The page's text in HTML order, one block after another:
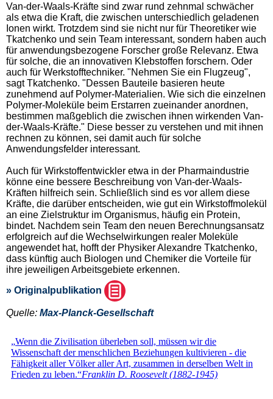
Van-der-Waals-Kräfte sind zwar rund zehnmal schwächer
als etwa die Kraft, die zwischen unterschiedlich geladenen
Ionen wirkt. Trotzdem sind sie nicht nur für Theoretiker wie
Tkatchenko und sein Team interessant, sondern haben auch
für anwendungsbezogene Forscher große Relevanz. Etwa
für solche, die an innovativen Klebstoffen forschern. Oder
auch für Werkstofftechniker. "Nehmen Sie ein Flugzeug",
sagt Tkatchenko. "Dessen Bauteile basieren heute
zunehmend auf Polymer-Materialien. Wie sich die einzelnen
Polymer-Moleküle beim Erstarren zueinander anordnen,
bestimmen maßgeblich die zwischen ihnen wirkenden Van-
der-Waals-Kräfte." Diese besser zu verstehen und mit ihnen
rechnen zu können, sei damit auch für solche
Anwendungsfelder interessant.
Auch für Wirkstoffentwickler etwa in der Pharmaindustrie
könne eine bessere Beschreibung von Van-der-Waals-
Kräften hilfreich sein. Schließlich sind es vor allem diese
Kräfte, die darüber entscheiden, wie gut ein Wirkstoffmolekül
an eine Zielstruktur im Organismus, häufig ein Protein,
bindet. Nachdem sein Team den neuen Berechnungsansatz
erfolgreich auf die Wechselwirkungen realer Moleküle
angewendet hat, hofft der Physiker Alexandre Tkatchenko,
dass künftig auch Biologen und Chemiker die Vorteile für
ihre jeweiligen Arbeitsgebiete erkennen.
» Originalpublikation
Quelle: Max-Planck-Gesellschaft